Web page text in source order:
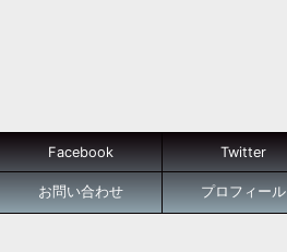
Facebook Twitter
お問い合わせ プロフィール